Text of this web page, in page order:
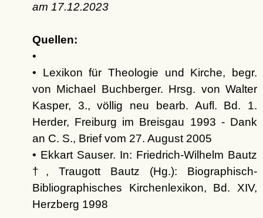
am 17.12.2023
Quellen:
•
• Lexikon für Theologie und Kirche, begr.
von Michael Buchberger. Hrsg. von Walter
Kasper, 3., völlig neu bearb. Aufl. Bd. 1.
Herder, Freiburg im Breisgau 1993 - Dank
an C. S., Brief vom 27. August 2005
• Ekkart Sauser. In: Friedrich-Wilhelm Bautz
†, Traugott Bautz (Hg.): Biographisch-
Bibliographisches Kirchenlexikon, Bd. XIV,
Herzberg 1998